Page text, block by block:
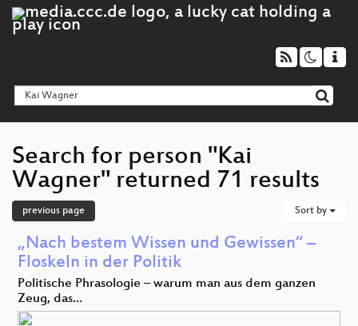
Search for person "Kai
Wagner" returned 71 results
previous page Sort by
„Nach bestem Wissen und Gewissen“ –
Floskeln in der Politik
Politische Phrasologie – warum man aus dem ganzen
Zeug, das…